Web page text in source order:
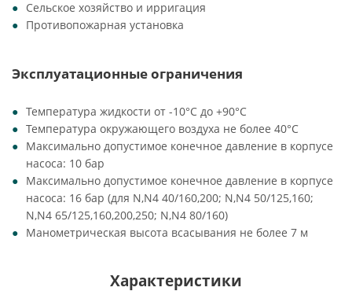
Сельское хозяйство и ирригация
Противопожарная установка
Эксплуатационные ограничения
Температура жидкости от -10°C до +90°C
Температура окружающего воздуха не более 40°C
Максимально допустимое конечное давление в корпусе
насоса: 10 бар
Максимально допустимое конечное давление в корпусе
насоса: 16 бар (для N,N4 40/160,200; N,N4 50/125,160;
N,N4 65/125,160,200,250; N,N4 80/160)
Манометрическая высота всасывания не более 7 м
Характеристики